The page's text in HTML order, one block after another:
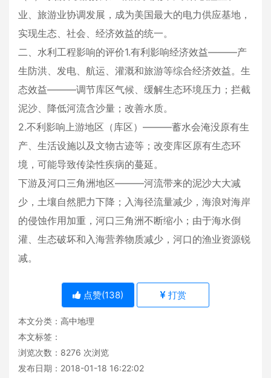
业、旅游业协调发展，成为美国最大的电力供应基地，
实现生态、社会、经济效益的统一。
二、水利工程影响的评价1.有利影响经济效益———产
生防洪、发电、航运、灌溉和旅游等综合经济效益。生
态效益———调节库区气候、缓解生态环境压力；拦截
泥沙、降低河流含沙量；改善水质。
2.不利影响上游地区（库区）———蓄水会淹没原有生
产、生活设施以及文物古迹等；改变库区原有生态环
境，可能导致传染性疾病的蔓延。
下游及河口三角洲地区———河流带来的泥沙大大减
少，土壤自然肥力下降；入海径流量减少，海浪对海岸
的侵蚀作用加重，河口三角洲不断缩小；由于海水倒
灌、生态破坏和入海营养物质减少，河口的渔业资源锐
减。
点赞(138) 打赏
本文分类： 高中地理
本文标签：
浏览次数： 8276 次浏览
发布日期：2018-01-18 16:22:02